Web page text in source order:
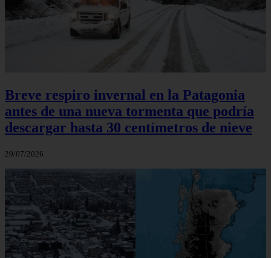
Breve respiro invernal en la Patagonia
antes de una nueva tormenta que podría
descargar hasta 30 centímetros de nieve
29/07/2026